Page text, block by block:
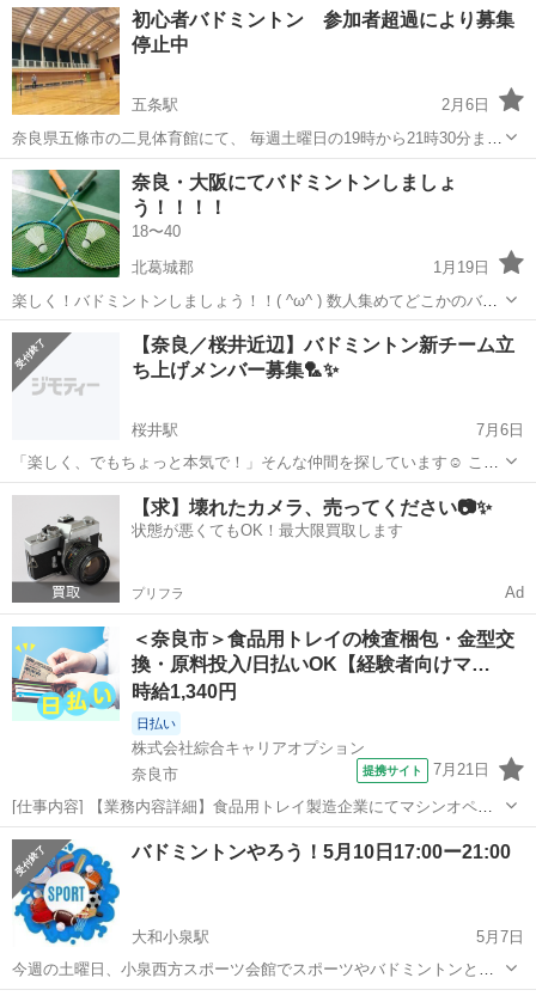
初心者バドミントン 参加者超過により募集
停止中
五条駅
2月6日
奈良県五條市の二見体育館にて、 毎週土曜日の19時から21時30分まで
活動しています。 途中参加、途中退場は全然大丈夫です。 コートは2
面使えます! 10代～50代の男女で集まっており 経験の無いものばかり
で、やってま...
奈良 五條市 五条駅 バドミントン シャトル
奈良・大阪にてバドミントンしましょ
う！！！！
18〜40
北葛城郡
1月19日
楽しく！バドミントンしましょう！！( ^ω^ ) 数人集めてどこかのバド
ミントンできるところへ👉✨ レベルは問いません！ 人間性のみ！ ご
連絡お待ちしてます！
奈良 北葛城郡 バドミントン
【奈良／桜井近辺】バドミントン新チーム立
ち上げメンバー募集🏸✨
桜井駅
7月6日
「楽しく、でもちょっと本気で！」そんな仲間を探しています☺️ こん
にちは！ バドミントンが大好きで、今回ついに【バドミントンチー
ム】を立ち上げることにしました！ まだこれから始める段階ですが、
だからこそ「一緒にゼロから作...
奈良 桜井市 桜井駅 バドミントン
【求】壊れたカメラ、売ってください📷✨
状態が悪くてもOK！最大限買取します
プリフラ Ad
＜奈良市＞食品用トレイの検査梱包・金型交
換・原料投入/日払いOK【経験者向けマ…
時給1,340円
日払い
株式会社綜合キャリアオプション
奈良市
提携サイト 7月21日
[仕事内容] 【業務内容詳細】食品用トレイ製造企業にてマシンオペレ
ーターのお仕事です！ はじめは検査・梱包・包装から取り掛かって、
最終的には機械の金型交換、 原料投入までお任せします♪ 社員登用の
実績もあります！ 【取扱製...
奈良 工場
バドミントンやろう！5月10日17:00ー21:00
大和小泉駅
5月7日
今週の土曜日、小泉西方スポーツ会館でスポーツやバドミントンとか